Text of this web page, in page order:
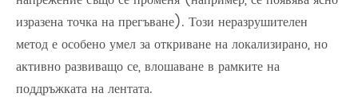
изразена точка на прегъване). Този неразрушителен
метод е особено умел за откриване на локализирано, но
активно развиващо се, влошаване в рамките на
поддръжката на лентата.